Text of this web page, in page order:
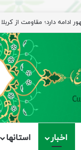
دارد؛ مقاومت از کربلا
اخبار استانها